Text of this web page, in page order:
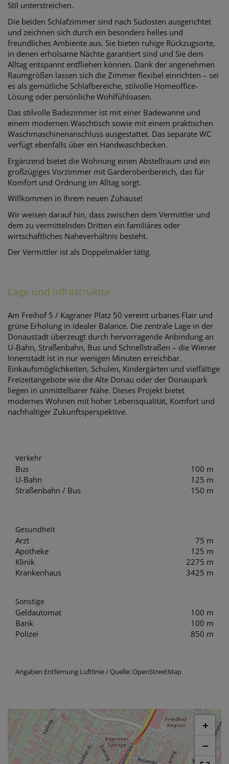
Stil unterstreichen.
Die beiden Schlafzimmer sind nach Südosten ausgerichtet
und zeichnen sich durch ein besonders helles und
freundliches Ambiente aus. Sie bieten ruhige Rückzugsorte,
in denen erholsame Nächte garantiert sind und Sie dem
Alltag entspannt entfliehen können. Dank der angenehmen
Raumgrößen lassen sich die Zimmer flexibel einrichten – sei
es als gemütliche Schlafbereiche, stilvolle Homeoffice-
Lösung oder persönliche Wohlfühloasen.
Das stilvolle Badezimmer ist mit einer Badewanne und
einem modernen Waschtisch sowie mit einem praktischen
Waschmaschinenanschluss ausgestattet. Das separate WC
verfügt ebenfalls über ein Handwaschbecken.
Ergänzend bietet die Wohnung einen Abstellraum und ein
großzügiges Vorzimmer mit Garderobenbereich, das für
Komfort und Ordnung im Alltag sorgt.
Willkommen in Ihrem neuen Zuhause!
Wir weisen darauf hin, dass zwischen dem Vermittler und
dem zu vermittelnden Dritten ein familiäres oder
wirtschaftliches Naheverhältnis besteht.
Der Vermittler ist als Doppelmakler tätig.
Lage und Infrastruktur
Am Freihof 5 / Kagraner Platz 50 vereint urbanes Flair und
grüne Erholung in idealer Balance. Die zentrale Lage in der
Donaustadt überzeugt durch hervorragende Anbindung an
U-Bahn, Straßenbahn, Bus und Schnellstraßen – die Wiener
Innenstadt ist in nur wenigen Minuten erreichbar.
Einkaufsmöglichkeiten, Schulen, Kindergärten und vielfältige
Freizeitangebote wie die Alte Donau oder der Donaupark
liegen in unmittelbarer Nähe. Dieses Projekt bietet
modernes Wohnen mit hoher Lebensqualität, Komfort und
nachhaltiger Zukunftsperspektive.
Verkehr
Bus
100 m
U-Bahn
125 m
Straßenbahn / Bus
150 m
Gesundheit
Arzt
75 m
Apotheke
125 m
Klinik
2275 m
Krankenhaus
3425 m
Sonstige
Geldautomat
100 m
Bank
100 m
Polizei
850 m
Angaben Entfernung Luftlinie / Quelle: OpenStreetMap
+
−